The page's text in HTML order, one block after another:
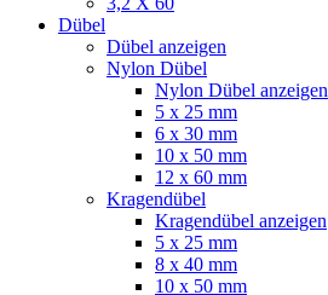
Dübel
Dübel anzeigen
Nylon Dübel
Nylon Dübel anzeigen
5 x 25 mm
6 x 30 mm
10 x 50 mm
12 x 60 mm
Kragendübel
Kragendübel anzeigen
5 x 25 mm
8 x 40 mm
10 x 50 mm